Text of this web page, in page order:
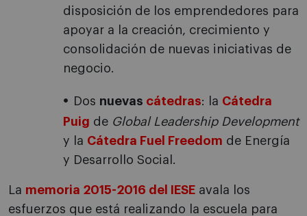
disposición de los emprendedores para
apoyar a la creación, crecimiento y
consolidación de nuevas iniciativas de
negocio.
Dos nuevas cátedras: la Cátedra
Puig de Global Leadership Development
y la Cátedra Fuel Freedom de Energía
y Desarrollo Social.
La memoria 2015-2016 del IESE avala los
esfuerzos que está realizando la escuela para